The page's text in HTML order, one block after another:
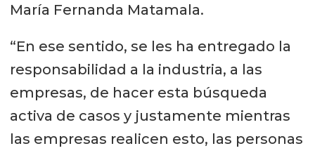
María Fernanda Matamala.
“En ese sentido, se les ha entregado la
responsabilidad a la industria, a las
empresas, de hacer esta búsqueda
activa de casos y justamente mientras
las empresas realicen esto, las personas